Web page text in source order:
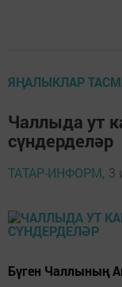
ЯҢАЛЫКЛАР
Чаллыда ут
сүндерделәр
ТАТАР-ИНФОРМ, 3
Бүген Чаллының